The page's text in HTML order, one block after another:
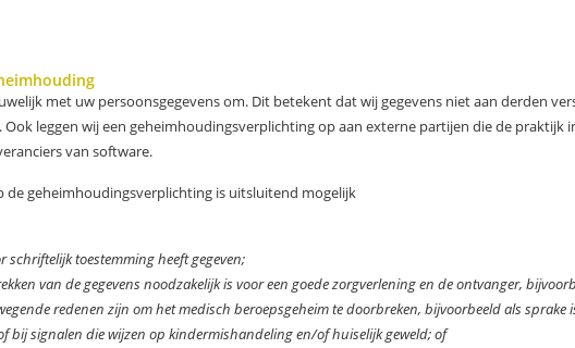
met uw persoonsgegevens om. Dit betekent dat wij gegevens niet aan derden
leggen wij een geheimhoudingsverplichting op aan externe partijen die de praktijk
van software.
de geheimhoudingsverplichting is uitsluitend mogelijk
schriftelijk toestemming heeft gegeven;
van de gegevens noodzakelijk is voor een goede zorgverlening en de ontvanger,
redenen zijn om het medisch beroepsgeheim te doorbreken, bijvoorbeeld als
bij signalen die wijzen op kindermishandeling en/of huiselijk geweld; of